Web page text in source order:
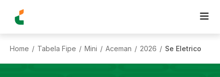
Home / Tabela Fipe / Mini / Aceman / 2026 / Se Eletrico